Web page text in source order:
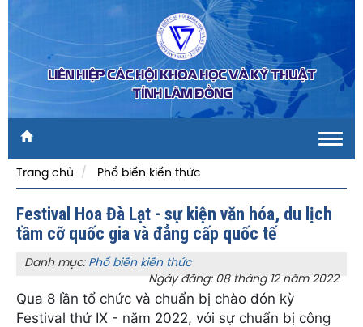
LIÊN HIỆP CÁC HỘI KHOA HỌC VÀ KỸ THUẬT
TỈNH LÂM ĐỒNG
Trang chủ
Phổ biến kiến thức
Festival Hoa Đà Lạt - sự kiện văn hóa, du lịch
tầm cỡ quốc gia và đẳng cấp quốc tế
Danh mục: Phổ biến kiến thức
Ngày đăng: 08 tháng 12 năm 2022
Qua 8 lần tổ chức và chuẩn bị chào đón kỳ
Festival thứ IX - năm 2022, với sự chuẩn bị công